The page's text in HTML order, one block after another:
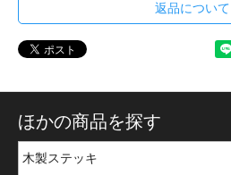
返品について
ほかの商品を探す